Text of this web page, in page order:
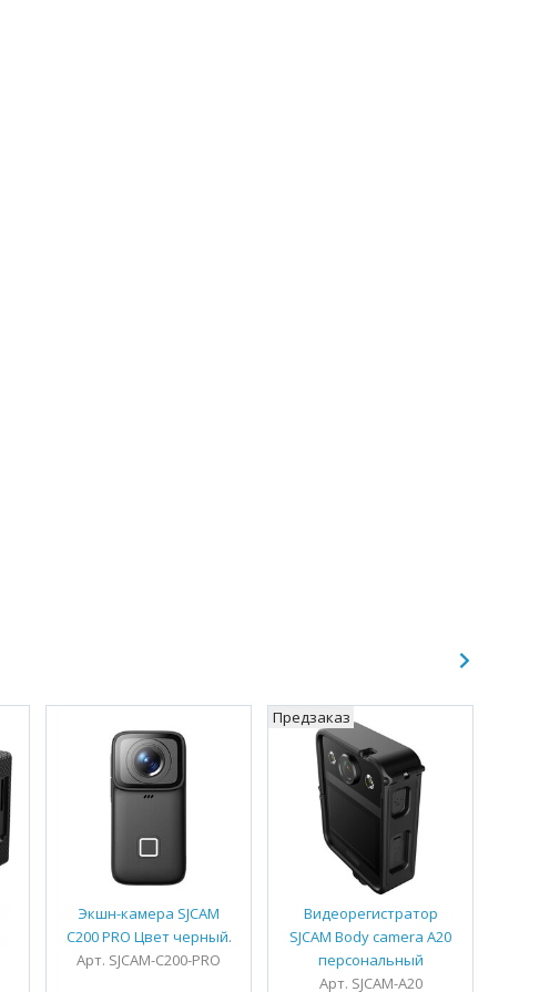
Экшн-камера SJCAM
C200 PRO Цвет черный.
Арт. SJCAM-C200-PRO
Видеорегистратор
SJCAM Body camera A20
персональный
Арт. SJCAM-A20
Предзаказ